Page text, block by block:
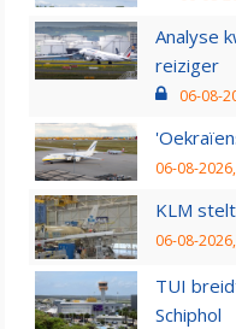
Analyse
reiziger
06-08-
06-08-
KLM
06-08-
TUI
Schiphol